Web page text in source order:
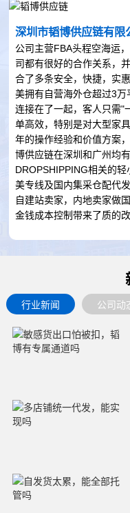
深圳市韬博供应链有限
公司主营FBA头程空海运
司都有很好的合作关系，
合了多条安全，快捷，实
美拥有自营海外仓超过3
连接在了一起，客人只需"
单高效，特别是对大型家
年的操作经验和价值方案
博供应链在深圳和广州均
DROPSHIPPING相关的
美专线及国内集采仓配代
自建站卖家，内地卖家做
金钱成本控制带来了质的改
行业新闻 公司动